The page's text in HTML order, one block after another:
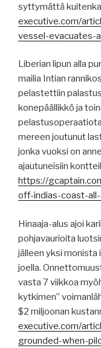
syttymättä
executive.com/
vessel-evacuates-
Liberian lipun alla
mailia Intian
pelastettiin
konepäällikkö ja
mereen joutunut
jonka vuoksi on
ajautuneisiin
https://
off-indias-coast-
Hinaaja-alus ajoi
pohjavaurioita
jälleen yksi monista
joella.
vasta 7 viikkoa
kytkimen”
$2 miljoonan
executive.com/
grounded-when-